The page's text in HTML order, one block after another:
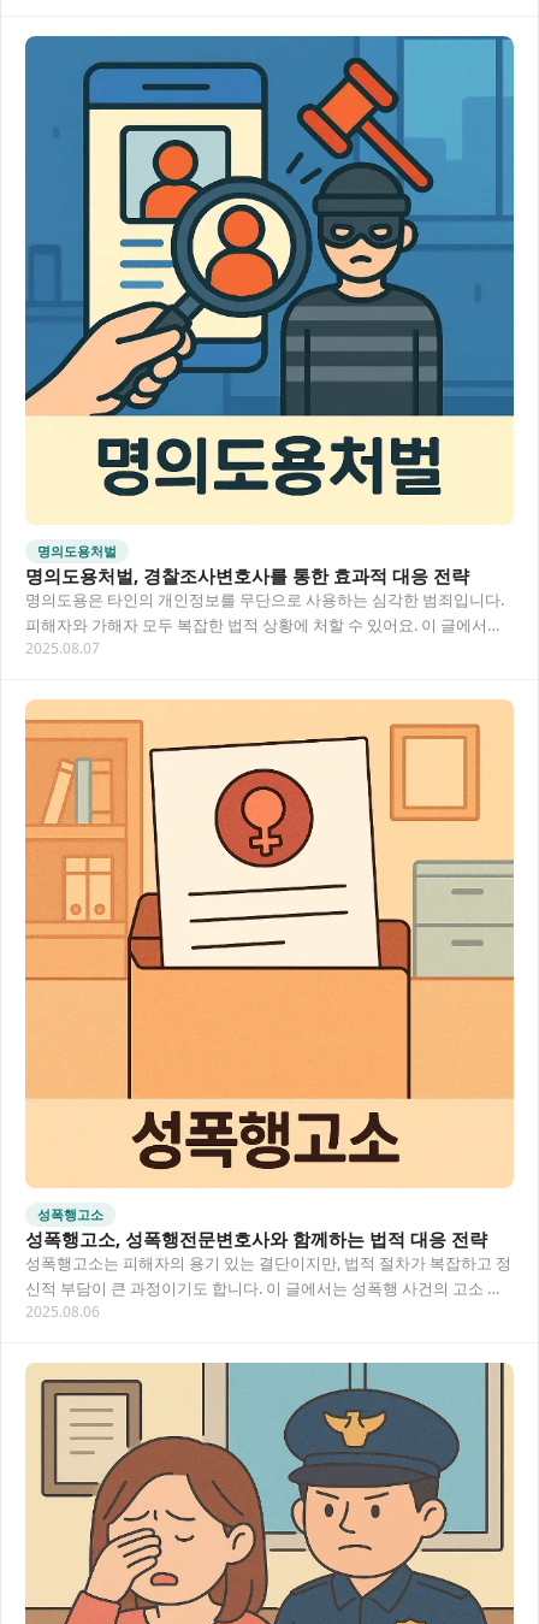
명의도용처벌
명의도용처벌, 경찰조사변호사를 통한 효과적 대응 전략
명의도용은 타인의 개인정보를 무단으로 사용하는 심각한 범죄입니다.
피해자와 가해자 모두 복잡한 법적 상황에 처할 수 있어요. 이 글에서는
명의도용처벌에 대한 법적 기준과 경찰조사…
2025.08.07
성폭행고소
성폭행고소, 성폭행전문변호사와 함께하는 법적 대응 전략
성폭행고소는 피해자의 용기 있는 결단이지만, 법적 절차가 복잡하고 정
신적 부담이 큰 과정이기도 합니다. 이 글에서는 성폭행 사건의 고소 절
차와 성폭행전문변호사의 도움을 통해 어떻게…
2025.08.06